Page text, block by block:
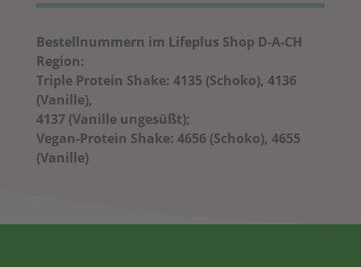
Bestellnummern im Lifeplus Shop D-A-CH
Region:
Triple Protein Shake: 4135 (Schoko), 4136
(Vanille),
4137 (Vanille ungesüßt);
Vegan-Protein Shake: 4656 (Schoko), 4655
(Vanille)